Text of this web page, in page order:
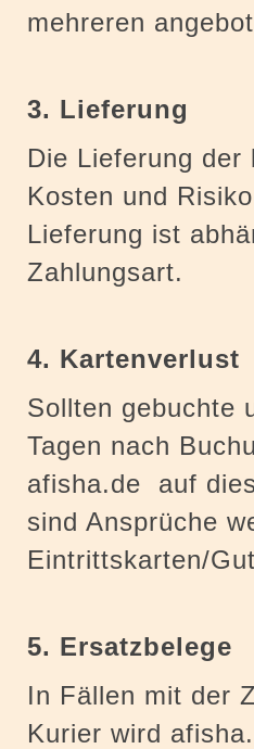
mehreren
3. Lieferung
Die Lieferung
Kosten und
Lieferung ist
Zahlungsart.
4. Kartenverlust
Sollten gebuchte
Tagen nach
afisha.de auf
sind Ansprüche
Eintrittskarten/
5. Ersatzbelege
In Fällen mit der
Kurier wird